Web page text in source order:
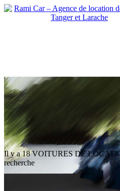
Il y a18 VOITURES DE
recherche